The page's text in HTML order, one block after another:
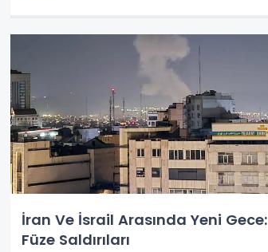
İran Ve İsrail Arasında Yeni Gece:
Füze Saldırıları